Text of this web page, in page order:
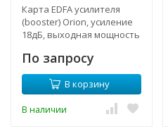
Карта EDFA усилителя
(booster) Orion, усиление
18дБ, выходная мощность
По запросу
В корзину
В наличии